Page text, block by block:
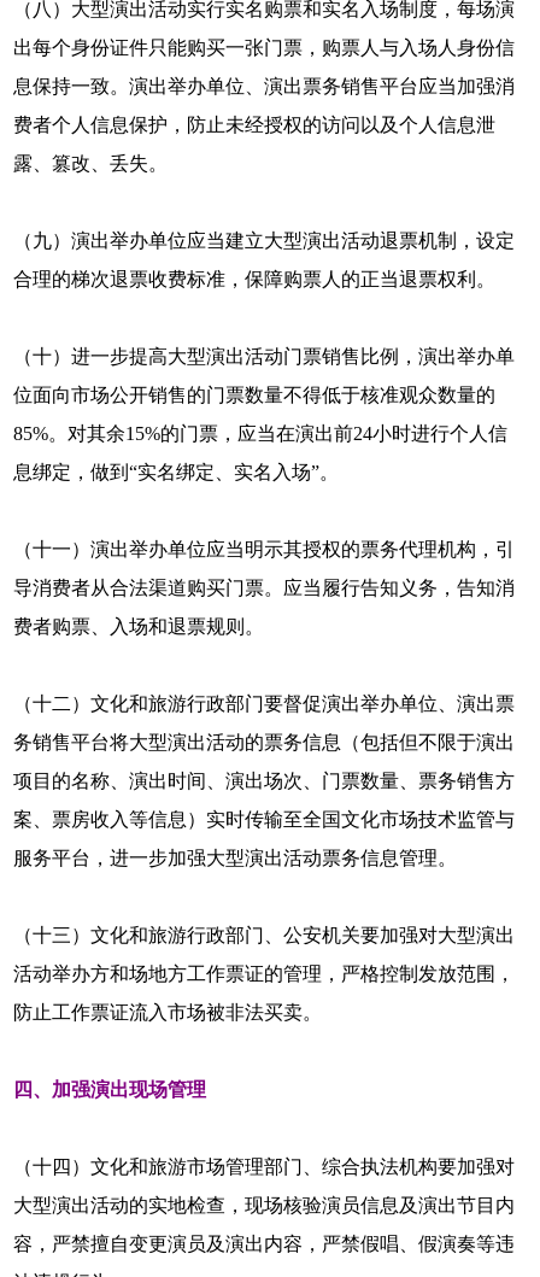
（八）大型演出活动实行实名购票和实名入场制度，每场演
出每个身份证件只能购买一张门票，购票人与入场人身份信
息保持一致。演出举办单位、演出票务销售平台应当加强消
费者个人信息保护，防止未经授权的访问以及个人信息泄
露、篡改、丢失。
（九）演出举办单位应当建立大型演出活动退票机制，设定
合理的梯次退票收费标准，保障购票人的正当退票权利。
（十）进一步提高大型演出活动门票销售比例，演出举办单
位面向市场公开销售的门票数量不得低于核准观众数量的
85%。对其余15%的门票，应当在演出前24小时进行个人信
息绑定，做到“实名绑定、实名入场”。
（十一）演出举办单位应当明示其授权的票务代理机构，引
导消费者从合法渠道购买门票。应当履行告知义务，告知消
费者购票、入场和退票规则。
（十二）文化和旅游行政部门要督促演出举办单位、演出票
务销售平台将大型演出活动的票务信息（包括但不限于演出
项目的名称、演出时间、演出场次、门票数量、票务销售方
案、票房收入等信息）实时传输至全国文化市场技术监管与
服务平台，进一步加强大型演出活动票务信息管理。
（十三）文化和旅游行政部门、公安机关要加强对大型演出
活动举办方和场地方工作票证的管理，严格控制发放范围，
防止工作票证流入市场被非法买卖。
四、加强演出现场管理
（十四）文化和旅游市场管理部门、综合执法机构要加强对
大型演出活动的实地检查，现场核验演员信息及演出节目内
容，严禁擅自变更演员及演出内容，严禁假唱、假演奏等违